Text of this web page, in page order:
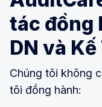
tác đồng
DN và
Chúng tôi không
tôi đồng hành: